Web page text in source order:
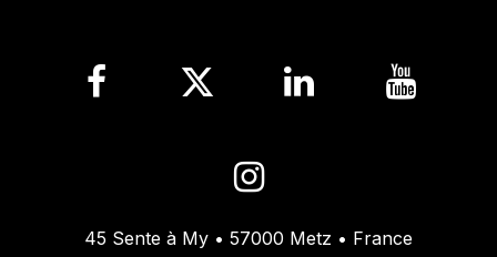
45 Sente à My • 57000 Metz • France